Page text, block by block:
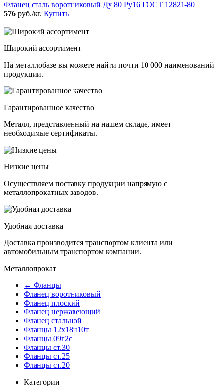
Фланец сталь воротниковый Ду 80 Ру16 ГОСТ 12821-80
576 руб./кг. Купить
Широкий ассортимент
На металлобазе вы можете найти почти 10 000 наименований
продукции.
Гарантированное качество
Металл, представленный на нашем складе, имеет
необходимые сертификаты.
Низкие цены
Осуществляем поставку продукции напрямую с
металлопрокатных заводов.
Удобная доставка
Доставка производится транспортом клиента или
автомобильным транспортом компании.
Металлопрокат
← Фланцы
Фланец воротниковый
Фланец плоский
Фланец нержавеющий
Фланец стальной
Фланцы 12х18н10т
Фланцы 09г2с
Фланцы ст.30
Фланцы ст.25
Фланцы ст.20
Категории